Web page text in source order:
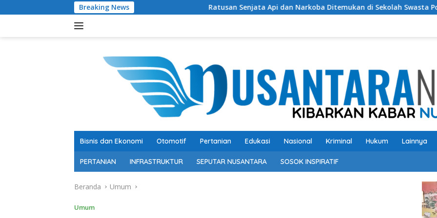
ke
Breaking News Ratusan Senjata Api dan Narkoba Ditemukan di Sekolah Swasta Pondok Pinang
Bisnis dan Ekonomi Otomotif Pertanian Edukasi Nasional Kriminal Hukum Lainnya
PERTANIAN INFRASTRUKTUR SEPUTAR NUSANTARA SOSOK INSPIRATIF
Beranda Umum
Umum